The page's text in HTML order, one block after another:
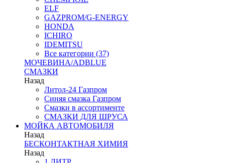
ELF
GAZPROM/G-ENERGY
HONDA
ICHIRO
IDEMITSU
Все категории (37)
МОЧЕВИНА/ADBLUE
СМАЗКИ
Назад
Литол-24 Газпром
Синяя смазка Газпром
Смазки в ассортименте
СМАЗКИ ДЛЯ ШРУСА
МОЙКА АВТОМОБИЛЯ
Назад
БЕСКОНТАКТНАЯ ХИМИЯ
Назад